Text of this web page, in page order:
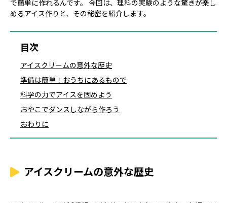
で簡単に作れるんです。 今回は、理科の実験のような驚きが楽し
めるアイス作りと、その秘密を紹介します。
目次
アイスクリームの意外な歴史
準備は簡単！おうちにあるもので
科学の力でアイスを固めよう
おやこでダンスしながら作ろう
おわりに
アイスクリームの意外な歴史